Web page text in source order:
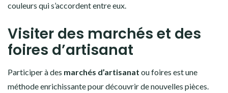
couleurs qui s’accordent entre eux.
Visiter des marchés et des
foires d’artisanat
Participer à des marchés d’artisanat ou foires est une
méthode enrichissante pour découvrir de nouvelles pièces.